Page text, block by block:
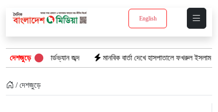
English
দেশজুড়ে
জব্দ মানবিক বার্তা দেখে হাসপাতালে ফখরুল ইসলাম খান সিআইপি
/ দেশজুড়ে